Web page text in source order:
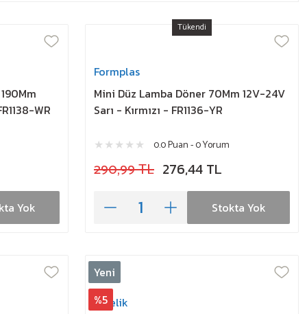
WR
Yok
Tükendi
Formplas
Mini Düz Lamba Döner 70Mm 12V-24V
Sarı - Kırmızı - FR1136-YR
0.0 Puan - 0 Yorum
290,99 TL 276,44 TL
Stokta Yok
Yeni
%5
Erçelik